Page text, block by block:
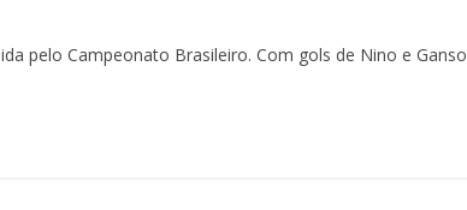
pelo Campeonato Brasileiro. Com gols de Nino e Ganso